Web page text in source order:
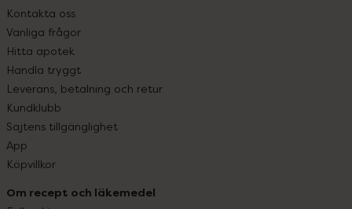
Kontakta oss
Vanliga frågor
Hitta apotek
Handla tryggt
Leverans, betalning och retur
Kundklubb
Sajtens tillgänglighet
App
Köpvillkor
Om recept och läkemedel